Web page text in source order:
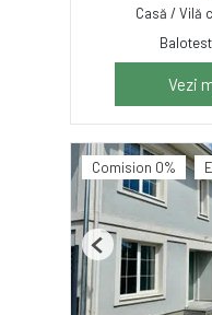
Casă / Vilă
Vezi
Comision 0%
Previous